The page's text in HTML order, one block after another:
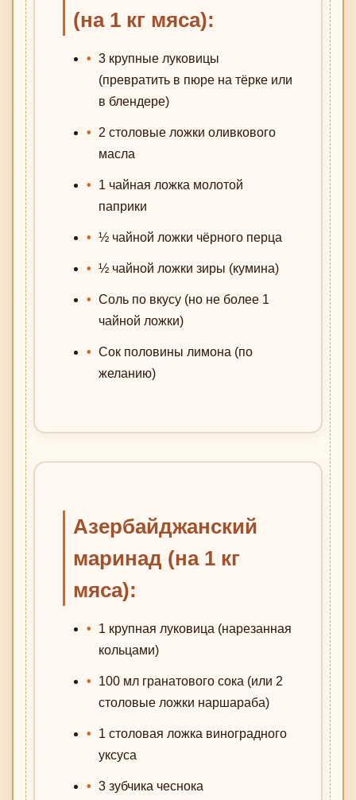
(на 1 кг мяса):
3 крупные луковицы
(превратить в пюре на тёрке или
в блендере)
2 столовые ложки оливкового
масла
1 чайная ложка молотой
паприки
½ чайной ложки чёрного перца
½ чайной ложки зиры (кумина)
Соль по вкусу (но не более 1
чайной ложки)
Сок половины лимона (по
желанию)
Азербайджанский
маринад (на 1 кг
мяса):
1 крупная луковица (нарезанная
кольцами)
100 мл гранатового сока (или 2
столовые ложки наршараба)
1 столовая ложка виноградного
уксуса
3 зубчика чеснока